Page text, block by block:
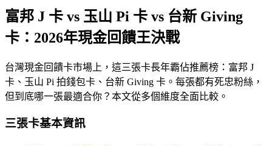
富邦 J 卡 vs 玉山 Pi 卡 vs 台新 Giving
卡：2026年現金回饋王決戰
台灣現金回饋卡市場上，這三張卡長年霸佔推薦榜：富邦 J
卡、玉山 Pi 拍錢包卡、台新 Giving 卡。每張都有死忠粉絲，
但到底哪一張最適合你？本文從多個維度全面比較。
三張卡基本資訊